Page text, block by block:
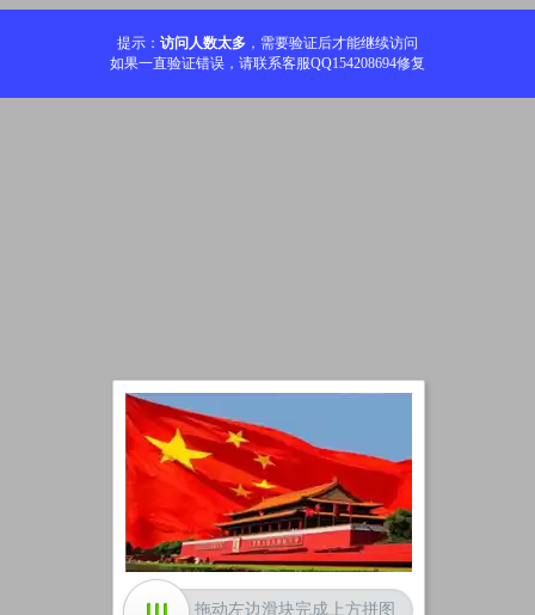
提示： 访问人数太多 ，需要验证后才能继续访问
如果一直验证错误，请联系客服QQ154208694修复
加载中
拖动左边滑块完成上方拼图